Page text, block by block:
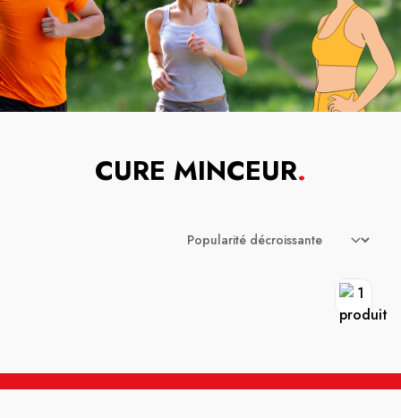
CURE MINCEUR.